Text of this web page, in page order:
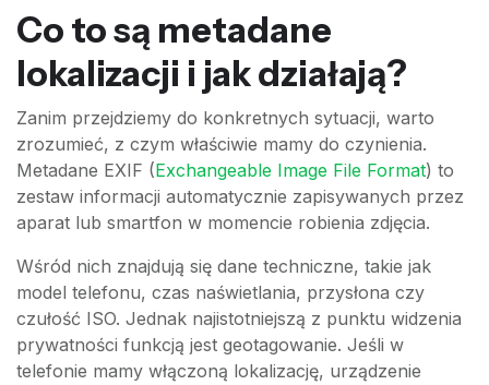
Co to są metadane
lokalizacji i jak działają?
Zanim przejdziemy do konkretnych sytuacji, warto
zrozumieć, z czym właściwie mamy do czynienia.
Metadane EXIF (Exchangeable Image File Format) to
zestaw informacji automatycznie zapisywanych przez
aparat lub smartfon w momencie robienia zdjęcia.
Wśród nich znajdują się dane techniczne, takie jak
model telefonu, czas naświetlania, przysłona czy
czułość ISO. Jednak najistotniejszą z punktu widzenia
prywatności funkcją jest geotagowanie. Jeśli w
telefonie mamy włączoną lokalizację, urządzenie